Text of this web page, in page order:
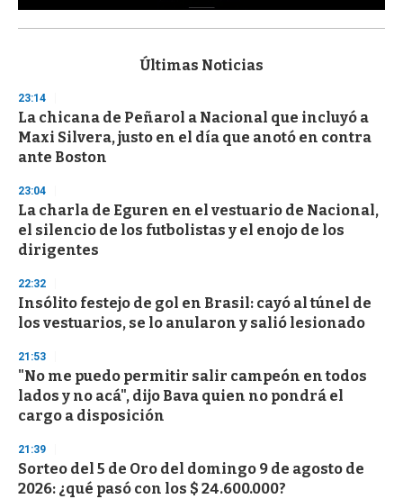
s
d
s
o
f
3
s
e
c
o
n
Últimas Noticias
23:14
La chicana de Peñarol a Nacional que incluyó a
Maxi Silvera, justo en el día que anotó en contra
ante Boston
23:04
La charla de Eguren en el vestuario de Nacional,
el silencio de los futbolistas y el enojo de los
dirigentes
22:32
Insólito festejo de gol en Brasil: cayó al túnel de
los vestuarios, se lo anularon y salió lesionado
21:53
"No me puedo permitir salir campeón en todos
lados y no acá", dijo Bava quien no pondrá el
cargo a disposición
21:39
Sorteo del 5 de Oro del domingo 9 de agosto de
2026: ¿qué pasó con los $ 24.600.000?